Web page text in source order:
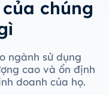
chúng
ngành sử dụng
cao và ổn định
doanh của họ.